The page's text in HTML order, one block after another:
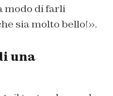
modo di farli
sia molto bello!».
una